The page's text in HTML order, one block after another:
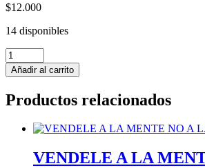
$12.000
14 disponibles
Piense
y
Hagase
cantidad
Añadir al carrito
Productos relacionados
VENDELE A LA